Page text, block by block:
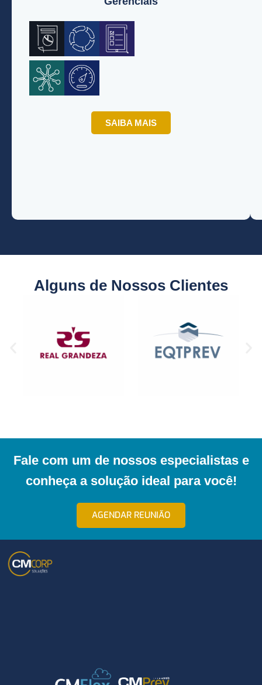
SAIBA MAIS
Alguns de Nossos Clientes
Fale com um de nossos especialistas e
conheça a solução ideal para você!
AGENDAR REUNIÃO